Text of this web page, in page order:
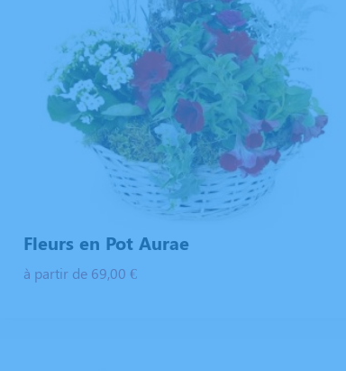
Fleurs en Pot Aurae
à partir de 69,00 €